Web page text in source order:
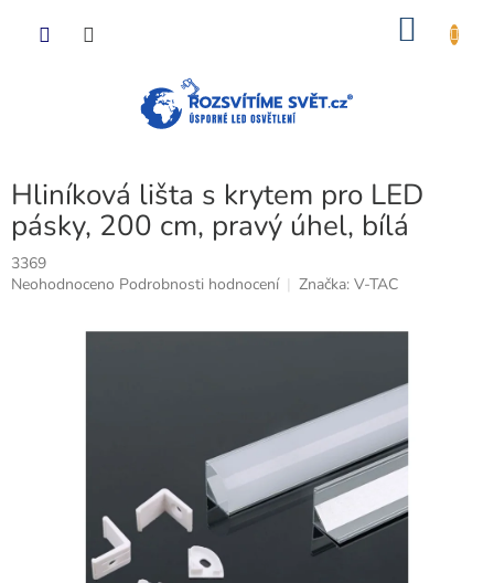
Hliníková lišta s krytem pro LED
pásky, 200 cm, pravý úhel, bílá
3369
Průměrné
Neohodnoceno Podrobnosti hodnocení Značka: V-TAC